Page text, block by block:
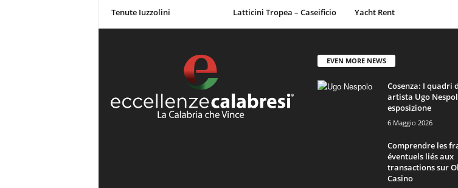
Tenute Iuzzolini Latticini Tropea – Caseificio Yacht Rent
EVEN MORE NEWS
Cosenza: I quadri
artista Ugo
esposizione
6 Maggio 2026
Comprendre les
éventuels liés aux
transactions sur
Casino